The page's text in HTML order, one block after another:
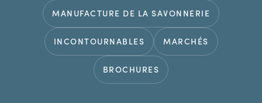
MANUFACTURE DE LA SAVONNERIE
INCONTOURNABLES MARCHÉS
BROCHURES